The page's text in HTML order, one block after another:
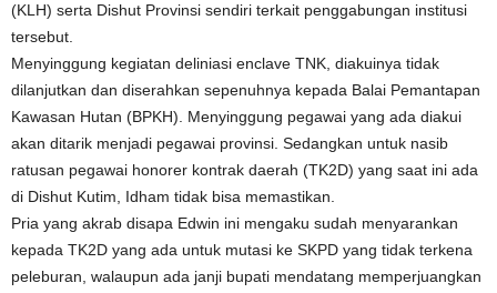
(KLH) serta Dishut Provinsi sendiri terkait penggabungan institusi
tersebut.
Menyinggung kegiatan deliniasi enclave TNK, diakuinya tidak
dilanjutkan dan diserahkan sepenuhnya kepada Balai Pemantapan
Kawasan Hutan (BPKH). Menyinggung pegawai yang ada diakui
akan ditarik menjadi pegawai provinsi. Sedangkan untuk nasib
ratusan pegawai honorer kontrak daerah (TK2D) yang saat ini ada
di Dishut Kutim, Idham tidak bisa memastikan.
Pria yang akrab disapa Edwin ini mengaku sudah menyarankan
kepada TK2D yang ada untuk mutasi ke SKPD yang tidak terkena
peleburan, walaupun ada janji bupati mendatang memperjuangkan